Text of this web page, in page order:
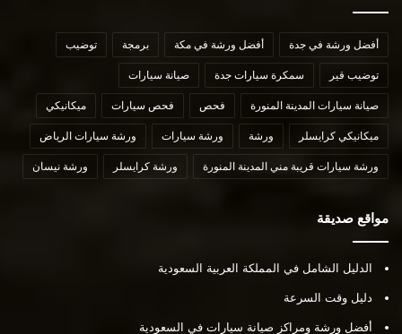
أفضل ورشة في جدة أفضل ورشة في مكة برمجة توضيب
توضيب قير سمكرة سيارات جدة صيانة سيارات
صيانة سيارات المدينة المنورة فحص فحص سيارات ميكانيكي
ميكانيكي كرايسلر ورشة ورشة سيارات ورشة سيارات الرياض
ورشة سيارات قريبة مني المدينة المنورة ورشة كرايسلر ورشة نيسان
مواقع صديقة
الدليل الشامل في المملكة العربية السعودية
دليل وقت السرعة
أفضل ورشة ومراكز صيانة سيارات في السعودية